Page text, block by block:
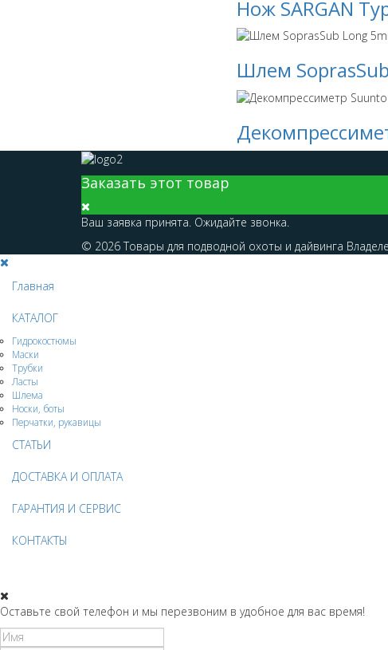
Нож SARGAN
Шлем
Заказать этот товар
Ваш заявка принята. Ожидайте звонка.
© 2026 Товары для подводной охоты и дайвинга
Главная
КАТАЛОГ
Гидрокостюмы
Маски
Трубки
Ласты
Шлема
Носки, боты
Перчатки, рукавицы
СТАТЬИ
ДОСТАВКА И ОПЛАТА
ГАРАНТИЯ И СЕРВИС
КОНТАКТЫ
Оставьте свой телефон и мы перезвоним в удобное для вас время!